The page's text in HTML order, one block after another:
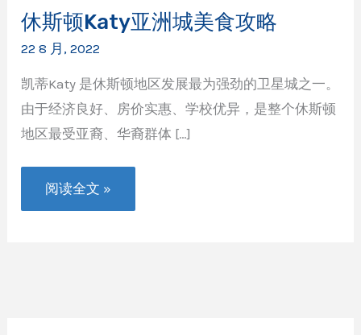
休斯顿Katy亚洲城美食攻略
22 8 月, 2022
凯蒂Katy 是休斯顿地区发展最为强劲的卫星城之一。
由于经济良好、房价实惠、学校优异，是整个休斯顿
地区最受亚裔、华裔群体 […]
休
顿
阅读全文 »